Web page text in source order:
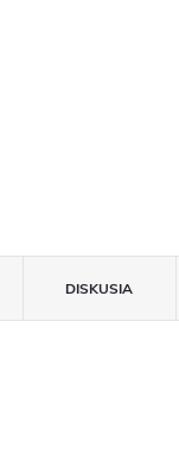
DISKUSIA